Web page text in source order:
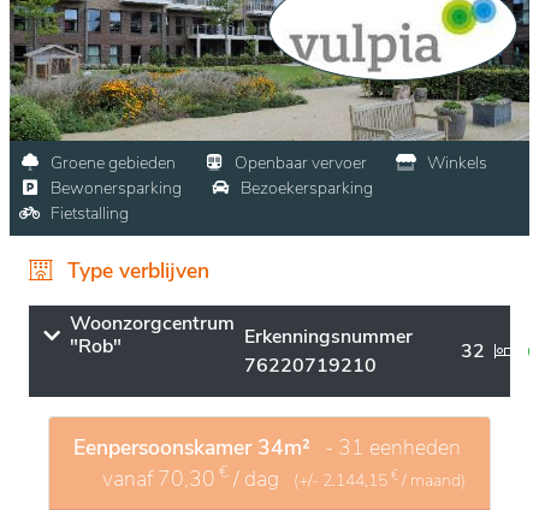
Groene gebieden Openbaar vervoer
Winkels
Bewonersparking
Bezoekersparking
Fietstalling
Type verblijven
Woonzorgcentrum
"Rob"
Erkenningsnummer
76220719210
32
Eenpersoonskamer 34m² - 31 eenheden
vanaf70,30 € / dag (+/- 2.144,15 € / maand)